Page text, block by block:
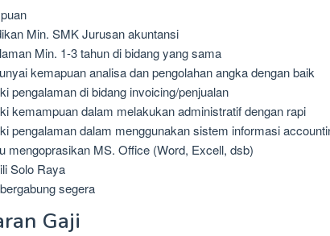
Min. SMK Jurusan akuntansi
Min. 1-3 tahun di bidang yang sama
kemapuan analisa dan pengolahan angka dengan baik
pengalaman di bidang invoicing/penjualan
kemampuan dalam melakukan administratif dengan rapi
pengalaman dalam menggunakan sistem informasi
mengoprasikan MS. Office (Word, Excell, dsb)
Solo Raya
segera
Gaji